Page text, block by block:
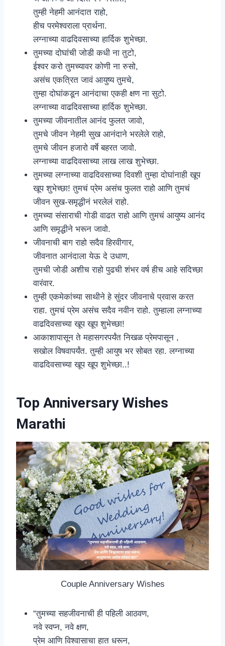
तुम्ही नेहमी आनंदात राहो,
हीच परमेश्वराला प्रार्थना.
लग्नाच्या वाढदिवसाच्या हार्दिक शुभेच्छा.
तुमच्या दोघांची जोडी कधी ना तुटो,
ईश्वर करो तुमच्यावर कोणी ना रुसो,
असंच एकत्रित जावं आयुष्य तुमचे,
तुम्हा दोघांकडून आनंदाचा एकही क्षण ना सुटो.
लग्नाच्या वाढदिवसाच्या हार्दिक शुभेच्छा.
तुमच्या जीवनातील आनंद फुलत जावो,
तुमचे जीवन नेहमी सुख आनंदाने भरलेले राहो,
तुमचे जीवन हजारो वर्षे बहरत जावो.
लग्नाच्या वाढदिवसाच्या लाख लाख शुभेच्छा.
तुमच्या लग्नाच्या वाढदिवसाच्या दिवशी तुम्हा दोघांनाही खूप
खूप शुभेच्छा! तुमचं प्रेम असंच फुलत राहो आणि तुमचं
जीवन सुख-समृद्धीनं भरलेलं राहो.
तुमच्या संसाराची गोडी वाढत राहो आणि तुमचं आयुष्य आनंद
आणि समृद्धीने भरून जावो.
जीवनाची बाग राहो सदैव हिरवीगार,
जीवनात आनंदाला येऊ दे उधाण,
तुमची जोडी अशीच राहो पुढची शंभर वर्ष हीच आहे सदिच्छा
वारंवार.
तुम्ही एकमेकांच्या साथीने हे सुंदर जीवनाचे प्रवास करत
राहा. तुमचं प्रेम असंच सदैव नवीन राहो. तुम्हाला लग्नाच्या
वाढदिवसाच्या खूप खूप शुभेच्छा!
आकाशापासून ते महासगरपर्यंत निखळ प्रेमपासून ,
सखोल विषवापर्यंत. तुम्ही आयुष भर सोबत रहा. लग्नाच्या
वाढदिवसाच्या खूप खूप शुभेच्छा..!
Top Anniversary Wishes
Marathi
Couple Anniversary Wishes
“तुमच्या सहजीवनाची ही पहिली आठवण,
नवे स्वप्न, नवे क्षण,
प्रेम आणि विश्वासाचा हात धरून,